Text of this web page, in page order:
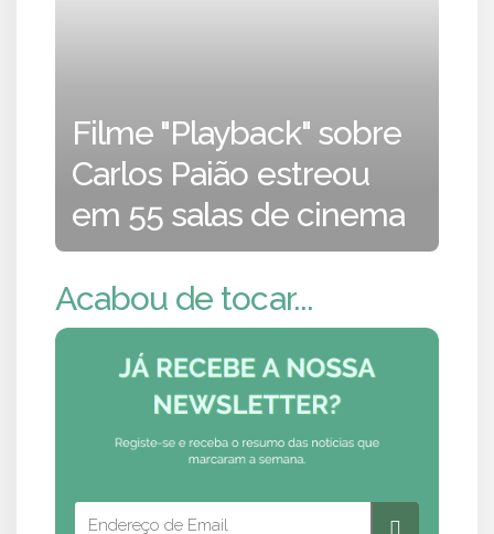
Filme "Playback" sobre
Carlos Paião estreou
em 55 salas de cinema
Acabou de tocar...